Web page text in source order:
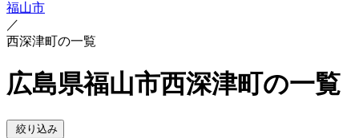
福山市
／
西深津町の一覧
広島県福山市西深津町の一覧
絞り込み